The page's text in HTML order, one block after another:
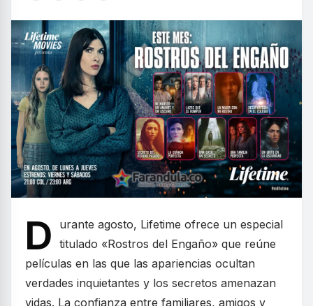
D
urante agosto, Lifetime ofrece un especial
titulado «Rostros del Engaño» que reúne
películas en las que las apariencias ocultan
verdades inquietantes y los secretos amenazan
vidas. La confianza entre familiares, amigos y